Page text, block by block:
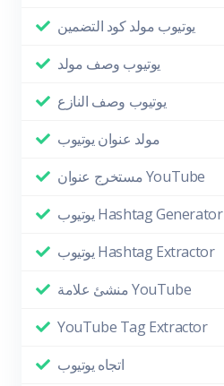
يوتيوب مولد كود التضمين
يوتيوب وصف مولد
يوتيوب وصف النازع
مولد عنوان يوتيوب
مستخرج عنوان YouTube
يوتيوب Hashtag Generator
يوتيوب Hashtag Extractor
منشئ علامة YouTube
YouTube Tag Extractor
اتجاه يوتيوب